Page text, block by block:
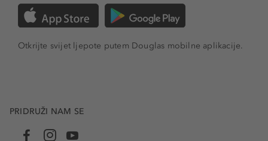
Otkrijte svijet ljepote putem Douglas mobilne aplikacije.
PRIDRUŽI NAM SE